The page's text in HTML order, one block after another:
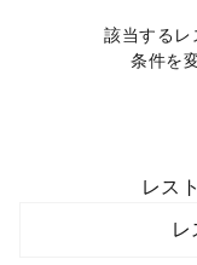
該当するレ
条件を
レス
レ